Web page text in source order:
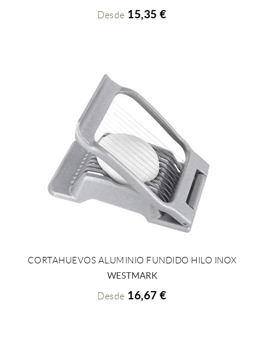
Desde 15,35 €
+ INFO
CORTAHUEVOS ALUMINIO FUNDIDO HILO INOX
WESTMARK
Desde 16,67 €